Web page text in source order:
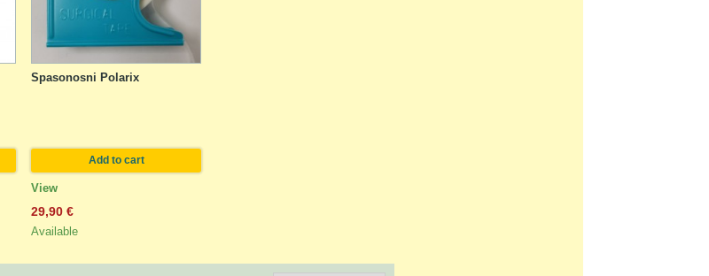
Spasonosni Polarix
Add to cart
View
29,90 €
Available